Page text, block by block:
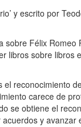
y escrito por
Félix Romeo
libros sobre libros
reconocimiento
carece de
se obtiene el
y avanzar